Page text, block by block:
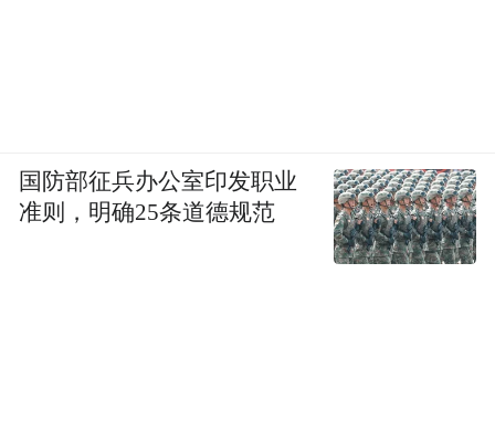
国防部征兵办公室印发职业
准则，明确25条道德规范